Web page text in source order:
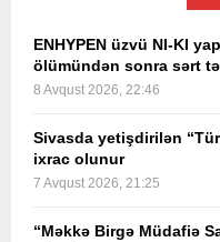
ENHYPEN üzvü NI-KI
ölümündən sonra sərt
8 Avqust 2026, 22:46
Sivasda yetişdirilən
ixrac olunur
7 Avqust 2026, 21:25
“Məkkə Birgə Müdafiə